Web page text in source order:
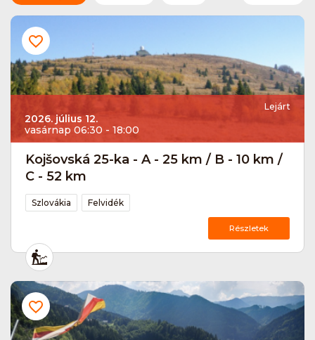
Lejárt
2026. július 12.
vasárnap 06:30 - 18:00
Kojšovská 25-ka - A - 25 km / B - 10 km /
C - 52 km
Szlovákia Felvidék
Részletek